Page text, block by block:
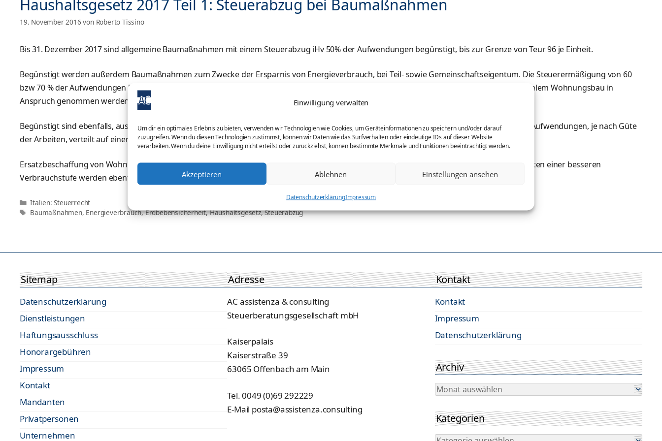
Einwilligung verwalten
Um dir ein optimales Erlebnis zu bieten, verwenden wir Technologien wie Cookies, um Geräteinformationen zu speichern und/oder darauf
zuzugreifen. Wenn du diesen Technologien zustimmst, können wir Daten wie das Surfverhalten oder eindeutige IDs auf dieser Website
verarbeiten. Wenn du deine Einwilligung nicht erteilst oder zurückziehst, können bestimmte Merkmale und Funktionen beeinträchtigt werden.
Akzeptieren Ablehnen Einstellungen ansehen
DatenschutzerklärungImpressum
Haushaltsgesetz 2017 Teil 1: Steuerabzug bei Baumaßnahmen
19. November 2016 von Roberto Tissino
Bis 31. Dezember 2017 sind allgemeine Baumaßnahmen mit einem Steuerabzug iHv 50% der Aufwendungen begünstigt, bis zur Grenze von Teur 96 je Einheit.
Begünstigt werden außerdem Baumaßnahmen zum Zwecke der Ersparnis von Energieverbrauch, bei Teil- sowie Gemeinschaftseigentum. Die Steuerermäßigung von 60
bzw 70 % der Aufwendungen kann vom Teil-Eigentümer oder von der Eigentümergemeinschaft anteilig sowie auch vom Vermieter beim sozialem Wohnungsbau in
Anspruch genommen werden.
Begünstigt sind ebenfalls, aus gegebenem Anlass, Baumaßnahmen zur Erhaltung und Besserung der Erdbebensicherheit iHv 50 bis 80% der Aufwendungen, je nach Güte
der Arbeiten, verteilt auf einen fünfjährigen Zeitraum.
Ersatzbeschaffung von Wohnungseinrichtungen in Zusammenhang mit den genannten Arbeiten und Anschaffung von neuen Haushaltsgeräten einer besseren
Verbrauchstufe werden ebenfalls iHv 50% des Kaufpreises von der Steuerschuld abgezogen.
Kategorien
Italien: Steuerrecht
Schlagwörter
Baumaßnahmen, Energieverbrauch,Erdbebensicherheit,Haushaltsgesetz,Steuerabzug
Sitemap
Datenschutzerklärung
Dienstleistungen
Haftungsausschluss
Honorargebühren
Impressum
Kontakt
Mandanten
Privatpersonen
Unternehmen
Adresse
AC assistenza & consulting
Steuerberatungsgesellschaft mbH
Kaiserpalais
Kaiserstraße 39
63065 Offenbach am Main
Tel. 0049 (0)69 292229
E-Mail posta@assistenza.consulting
Kontakt
Kontakt
Impressum
Datenschutzerklärung
Archiv
Archiv
Kategorien